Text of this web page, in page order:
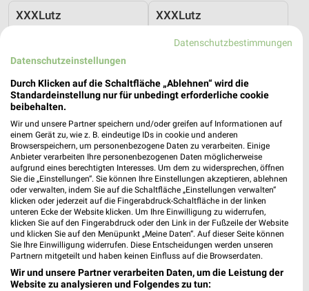
XXXLutz
29,7 km
Angebote ab 08.08.
Gültig bis Fr. 21.08.
XXXLutz
29,7 km
Gartenmöbel-Abverkauf
Gültig bis Fr. 28.08.
XXXLutz JYSK
Datenschutzbestimmungen
Datenschutzeinstellungen
Durch Klicken auf die Schaltfläche „Ablehnen“ wird die
Standardeinstellung nur für unbedingt erforderliche cookie
beibehalten.
Wir und unsere Partner speichern und/oder greifen auf Informationen auf
einem Gerät zu, wie z. B. eindeutige IDs in cookie und anderen
Browserspeichern, um personenbezogene Daten zu verarbeiten. Einige
Anbieter verarbeiten Ihre personenbezogenen Daten möglicherweise
aufgrund eines berechtigten Interesses. Um dem zu widersprechen, öffnen
Sie die „Einstellungen“. Sie können Ihre Einstellungen akzeptieren, ablehnen
oder verwalten, indem Sie auf die Schaltfläche „Einstellungen verwalten“
klicken oder jederzeit auf die Fingerabdruck-Schaltfläche in der linken
unteren Ecke der Website klicken. Um Ihre Einwilligung zu widerrufen,
klicken Sie auf den Fingerabdruck oder den Link in der Fußzeile der Website
und klicken Sie auf den Menüpunkt „Meine Daten“. Auf dieser Seite können
Sie Ihre Einwilligung widerrufen. Diese Entscheidungen werden unseren
Partnern mitgeteilt und haben keinen Einfluss auf die Browserdaten.
Wir und unsere Partner verarbeiten Daten, um die Leistung der
Website zu analysieren und Folgendes zu tun: